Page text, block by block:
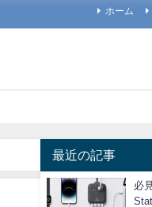
ホーム
最近の記事
必